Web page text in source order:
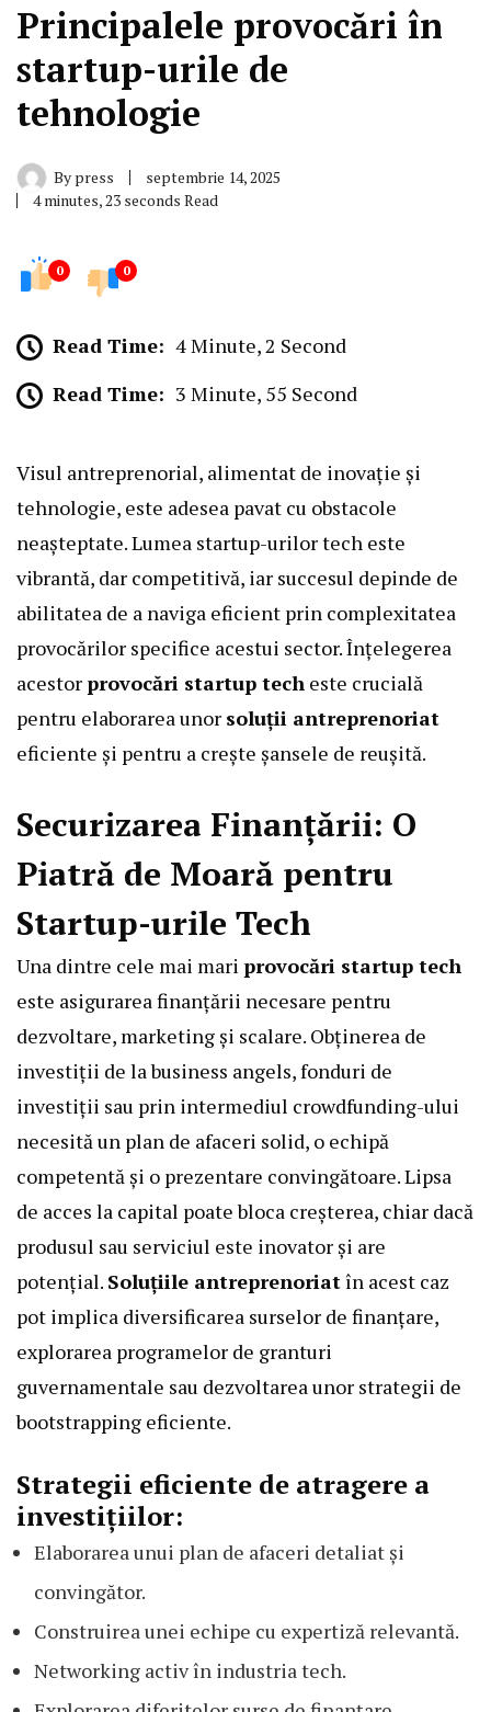
Principalele provocări în
startup-urile de
tehnologie
By press
septembrie 14, 2025
4 minutes, 23 seconds Read
0 0
Read Time: 4 Minute, 2 Second
Read Time: 3 Minute, 55 Second
Visul antreprenorial, alimentat de inovație și
tehnologie, este adesea pavat cu obstacole
neașteptate. Lumea startup-urilor tech este
vibrantă, dar competitivă, iar succesul depinde de
abilitatea de a naviga eficient prin complexitatea
provocărilor specifice acestui sector. Înțelegerea
acestorprovocări startup tech este crucială
pentru elaborarea unor soluții antreprenoriat
eficiente și pentru a crește șansele de reușită.
Securizarea Finanțării: O
Piatră de Moară pentru
Startup-urile Tech
Una dintre cele mai mari provocări startup tech
este asigurarea finanțării necesare pentru
dezvoltare, marketing și scalare. Obținerea de
investiții de la business angels, fonduri de
investiții sau prin intermediul crowdfunding-ului
necesită un plan de afaceri solid, o echipă
competentă și o prezentare convingătoare. Lipsa
de acces la capital poate bloca creșterea, chiar dacă
produsul sau serviciul este inovator și are
potențial. Soluțiile antreprenoriatîn acest caz
pot implica diversificarea surselor de finanțare,
explorarea programelor de granturi
guvernamentale sau dezvoltarea unor strategii de
bootstrapping eficiente.
Strategii eficiente de atragere a
investițiilor:
Elaborarea unui plan de afaceri detaliat și
convingător.
Construirea unei echipe cu expertiză relevantă.
Networking activ în industria tech.